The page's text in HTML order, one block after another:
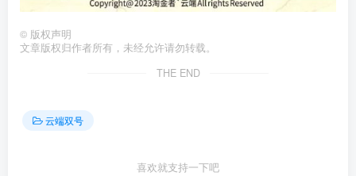
© 版权声明
文章版权归作者所有，未经允许请勿转载。
THE END
云端双号
喜欢就支持一下吧